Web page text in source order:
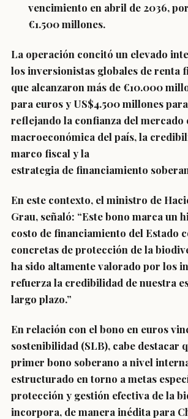
vencimiento en abril de 2036,
€1.500 millones.
La operación concitó un elevado
los inversionistas globales de renta
que alcanzaron más de €10.000
para euros y US$4.500 millones
reflejando la confianza del mercado
macroeconómica del país, la
marco fiscal y la
estrategia de financiamiento
En este contexto, el ministro de
Grau, señaló: “Este bono marca un
costo de financiamiento del Estado
concretas de protección de la
ha sido altamente valorado por los
refuerza la credibilidad de nuestra
largo plazo.”
En relación con el bono en euros
sostenibilidad (SLB), cabe destacar
primer bono soberano a nivel
estructurado en torno a metas
protección y gestión efectiva de la
incorpora, de manera inédita para